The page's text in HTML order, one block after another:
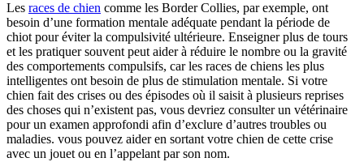
Les races de chien comme les Border Collies, par exemple, ont
besoin d’une formation mentale adéquate pendant la période de
chiot pour éviter la compulsivité ultérieure. Enseigner plus de tours
et les pratiquer souvent peut aider à réduire le nombre ou la gravité
des comportements compulsifs, car les races de chiens les plus
intelligentes ont besoin de plus de stimulation mentale. Si votre
chien fait des crises ou des épisodes où il saisit à plusieurs reprises
des choses qui n’existent pas, vous devriez consulter un vétérinaire
pour un examen approfondi afin d’exclure d’autres troubles ou
maladies. vous pouvez aider en sortant votre chien de cette crise
avec un jouet ou en l’appelant par son nom.